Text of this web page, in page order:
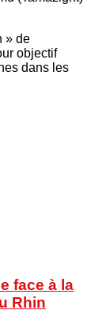
» de
objectif
dans les
face à la
Rhin